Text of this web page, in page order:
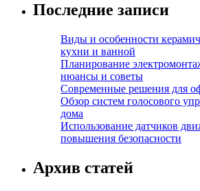
Последние записи
Виды и особенности
кухни и ванной
Планирование
нюансы и советы
Современные решения для
Обзор систем голосового
дома
Использование датчиков
повышения безопасности
Архив статей